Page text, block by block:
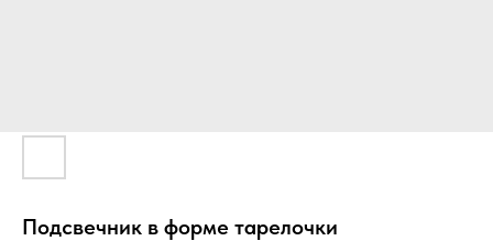
Подсвечник в форме тарелочки